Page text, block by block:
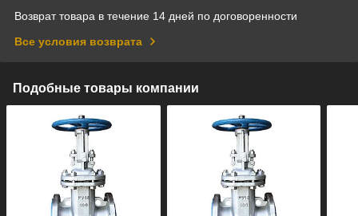
Возврат товара в течение 14 дней по договоренности
Все условия возврата
Подобные товары компании